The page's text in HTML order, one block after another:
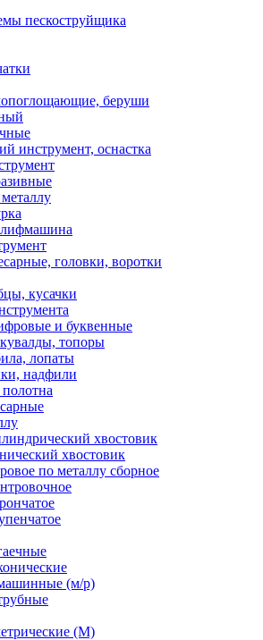
пескоструйщика
беруши
инструмент, оснастка
головки, воротки
кусачки
и буквенные
топоры
лопаты
надфили
хвостовик
хвостовик
по металлу сборное
(м/р)
(М)